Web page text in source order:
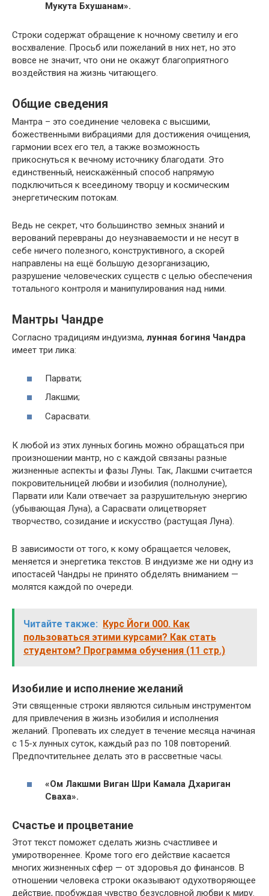
Мукута Бхушанам».
Строки содержат обращение к ночному светилу и его
восхваление. Просьб или пожеланий в них нет, но это
вовсе не значит, что они не окажут благоприятного
воздействия на жизнь читающего.
Общие сведения
Мантра – это соединение человека с высшими,
божественными вибрациями для достижения очищения,
гармонии всех его тел, а также возможность
прикоснуться к вечному источнику благодати. Это
единственный, неискажённый способ напрямую
подключиться к всеединому творцу и космическим
энергетическим потокам.
Ведь не секрет, что большинство земных знаний и
верований перевраны до неузнаваемости и не несут в
себе ничего полезного, конструктивного, а скорей
направлены на ещё большую дезорганизацию,
разрушение человеческих существ с целью обеспечения
тотального контроля и манипулирования над ними.
Мантры Чандре
Согласно традициям индуизма, лунная богиня Чандра
имеет три лика:
Парвати;
Лакшми;
Сарасвати.
К любой из этих лунных богинь можно обращаться при
произношении мантр, но с каждой связаны разные
жизненные аспекты и фазы Луны. Так, Лакшми считается
покровительницей любви и изобилия (полнолуние),
Парвати или Кали отвечает за разрушительную энергию
(убывающая Луна), а Сарасвати олицетворяет
творчество, созидание и искусство (растущая Луна).
В зависимости от того, к кому обращается человек,
меняется и энергетика текстов. В индуизме же ни одну из
ипостасей Чандры не принято обделять вниманием —
молятся каждой по очереди.
Читайте также: Курс Йоги 000. Как
пользоваться этими курсами? Как стать
студентом? Программа обучения (11 стр.)
Изобилие и исполнение желаний
Эти священные строки являются сильным инструментом
для привлечения в жизнь изобилия и исполнения
желаний. Пропевать их следует в течение месяца начиная
с 15-х лунных суток, каждый раз по 108 повторений.
Предпочтительнее делать это в рассветные часы.
«Ом Лакшми Виган Шри Камала Дхариган
Сваха».
Счастье и процветание
Этот текст поможет сделать жизнь счастливее и
умиротвореннее. Кроме того его действие касается
многих жизненных сфер — от здоровья до финансов. В
отношении человека строки оказывают одухотворяющее
действие, пробуждая чувство безусловной любви к миру.